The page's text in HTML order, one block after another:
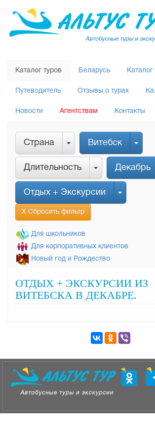
Каталог туров Беларусь
Путеводитель Отзывы о турах
Новости Агентствам Контакты
Страна Витебск
Длительность Декабрь
Отдых + Экскурсии
Х Сбросить фильтр
Для школьников
Для корпоративных клиентов
Новый год и Рождество
ОТДЫХ + ЭКСКУРСИИ ИЗ
ВИТЕБСКА В ДЕКАБРЕ.